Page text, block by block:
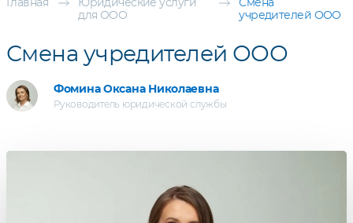
Главная
Юридические услуги
для ООО
Смена
учредителей ООО
Смена учредителей ООО
Фомина Оксана Николаевна
Руководитель юридической службы